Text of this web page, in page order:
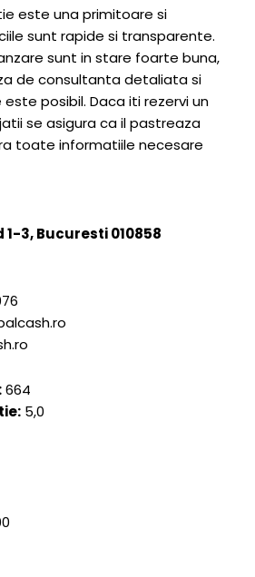
este una primitoare si
sunt rapide si transparente.
sunt in stare foarte buna,
de consultanta detaliata si
posibil. Daca iti rezervi un
se asigura ca il pastreaza
toate informatiile necesare
3, Bucuresti 010858
664
5,0